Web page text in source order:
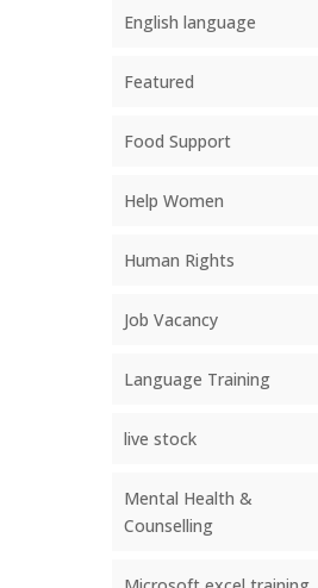
English language
Featured
Food Support
Help Women
Human Rights
Job Vacancy
Language Training
live stock
Mental Health &
Counselling